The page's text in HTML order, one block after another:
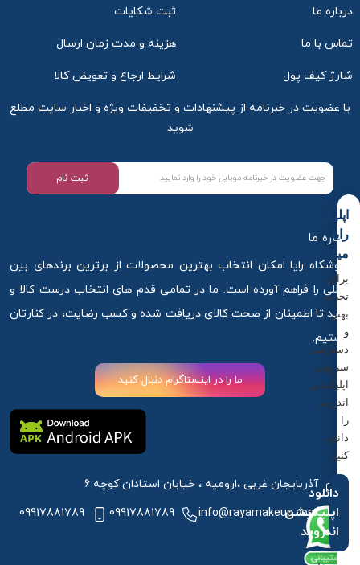
درباره ما ثبت شکایات
تماس با ما هزینه و مدت زمان ارسال
شارژ کیف پول شرایط ارجاع و تعویض کالا
با عضویت در خبرنامه از پیشنهادات و تخفیفات ویژه و اخبار سایت مطلع
شوید
ثبت نام
درباره ما
فروشگاه رایا امکان انتخاب بهترین محصولات از برترین برندهای بین
المللی را فراهم آورده است. ما در تمامی قدم های انتخاب درست کالا و
خرید تا اطمینان از صحت کالای دریافت شده و کسب رضایت، در کنارتان
هستیم.
ما را در اینستاگرام دنبال کنید
آذربایجان غربی ،ارومیه ، خیابان استادان کوچه 6
info@rayamakeup.com
09917881789
09917881789
اپلیکیشن
رایا
میکاپ
برای
تجربه
بهتر
و
دسترسی
سریع‌تر،
اپلیکیشن
اندروید
را
دانلود
کنید.
دانلود
اپلیکیشن
اندروید